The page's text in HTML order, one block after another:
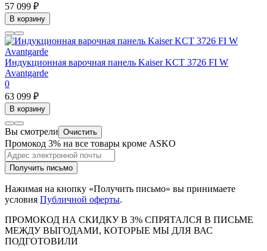
57 099 ₽
В корзину
Индукционная варочная панель Kaiser KCT 3726 FI W
Avantgarde
0
63 099 ₽
В корзину
Вы смотрели Очистить
Промокод 3% на все товары кроме ASKO
Получить письмо
Нажимая на кнопку «Получить письмо» вы принимаете
условия Публичной оферты.
ПРОМОКОД НА СКИДКУ В 3% СПРЯТАЛСЯ В ПИCЬМЕ
МЕЖДУ ВЫГОДАМИ, КОТОРЫЕ МЫ ДЛЯ ВАС
ПОДГОТОВИЛИ